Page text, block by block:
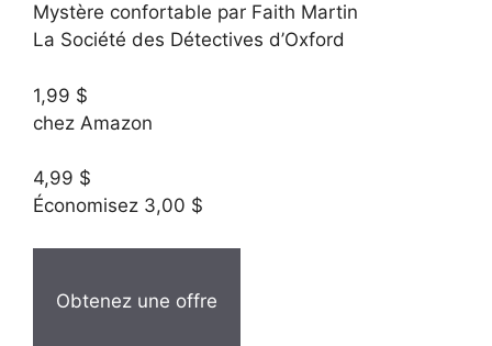
Mystère confortable par Faith Martin
La Société des Détectives d’Oxford
1,99 $
chez Amazon
4,99 $
Économisez 3,00 $
Obtenez une offre